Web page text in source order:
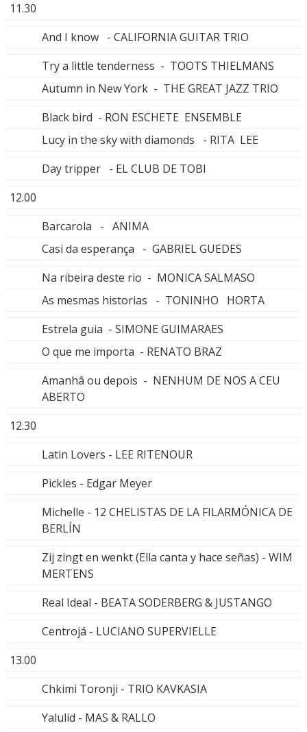
11.30
And I know - CALIFORNIA GUITAR TRIO
Try a little tenderness - TOOTS THIELMANS
Autumn in New York - THE GREAT JAZZ TRIO
Black bird - RON ESCHETE ENSEMBLE
Lucy in the sky with diamonds - RITA LEE
Day tripper - EL CLUB DE TOBI
12.00
Barcarola - ANIMA
Casi da esperança - GABRIEL GUEDES
Na ribeira deste rio - MONICA SALMASO
As mesmas historias - TONINHO HORTA
Estrela guia - SIMONE GUIMARAES
O que me importa - RENATO BRAZ
Amanhâ ou depois - NENHUM DE NOS A CEU
ABERTO
12.30
Latin Lovers - LEE RITENOUR
Pickles - Edgar Meyer
Michelle - 12 CHELISTAS DE LA FILARMÓNICA DE
BERLÍN
Zij zingt en wenkt (Ella canta y hace señas) - WIM
MERTENS
Real Ideal - BEATA SODERBERG & JUSTANGO
Centrojá - LUCIANO SUPERVIELLE
13.00
Chkimi Toronji - TRIO KAVKASIA
Yalulid - MAS & RALLO